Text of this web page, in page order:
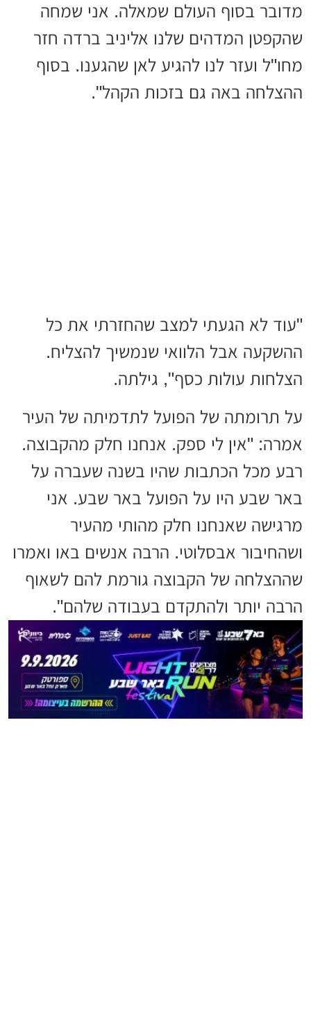
מדובר בסוף העולם שמאלה. אני שמחה
שהקפטן המדהים שלנו אליניב ברדה חזר
מחו"ל ועזר לנו להגיע לאן שהגענו. בסוף
ההצלחה באה גם בזכות הקהל".
"עוד לא הגעתי למצב שהחזרתי את כל
ההשקעה אבל הלוואי שנמשיך להצליח.
הצלחות עולות כסף", גילתה.
על תרומתה של הפועל לתדמיתה של העיר
אמרה: "אין לי ספק. אנחנו חלק מהקבוצה.
רבע מכל הכתבות שהיו בשנה שעברה על
באר שבע היו על הפועל באר שבע. אני
מרגישה שאנחנו חלק מהותי מהעיר
ושהחיבור אבסלוטי. הרבה אנשים באו ואמרו
שההצלחה של הקבוצה גורמת להם לשאוף
הרבה יותר ולהתקדם בעבודה שלהם".